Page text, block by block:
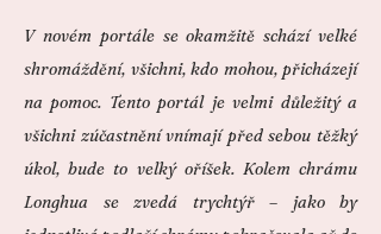
V novém portále se okamžitě schází velké
shromáždění, všichni, kdo mohou, přicházejí
na pomoc. Tento portál je velmi důležitý a
všichni zúčastnění vnímají před sebou těžký
úkol, bude to velký oříšek. Kolem chrámu
Longhua se zvedá trychtýř – jako by